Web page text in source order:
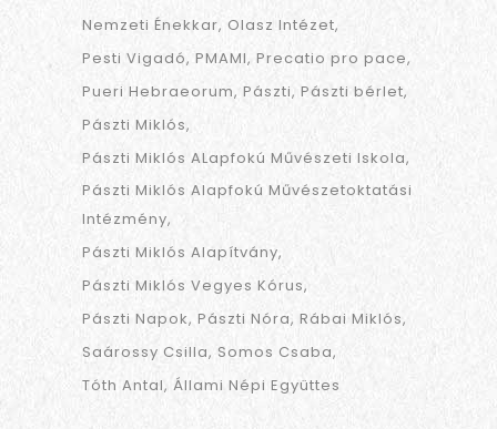
Nemzeti Énekkar Olasz Intézet
Pesti Vigadó PMAMI Precatio pro pace
Pueri Hebraeorum Pászti Pászti bérlet
Pászti Miklós
Pászti Miklós ALapfokú Művészeti Iskola
Pászti Miklós Alapfokú Művészetoktatási
Intézmény
Pászti Miklós Alapítvány
Pászti Miklós Vegyes Kórus
Pászti Napok Pászti Nóra Rábai Miklós
Saárossy Csilla Somos Csaba
Tóth Antal Állami Népi Együttes